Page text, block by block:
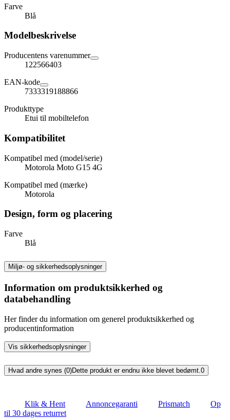
Farve
Blå
Modelbeskrivelse
Producentens varenummer
122566403
EAN-kode
7333319188866
Produkttype
Etui til mobiltelefon
Kompatibilitet
Kompatibel med (model/serie)
Motorola Moto G15 4G
Kompatibel med (mærke)
Motorola
Design, form og placering
Farve
Blå
Miljø- og sikkerhedsoplysninger
Information om produktsikkerhed og
databehandling
Her finder du information om generel produktsikkerhed og
producentinformation
Vis sikkerhedsoplysninger
Hvad andre synes (0)Dette produkt er endnu ikke blevet bedømt.0
Klik & Hent Annoncegaranti Prismatch
Op
til 30 dages returret